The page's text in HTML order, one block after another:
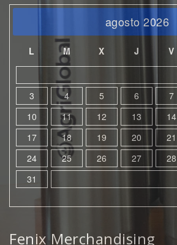
agosto 2026
L M X J V
3
4 5 6 7
10
11 12 13 14
17
18 19 20 21
24
25 26 27 28
31
Fenix Merchandising